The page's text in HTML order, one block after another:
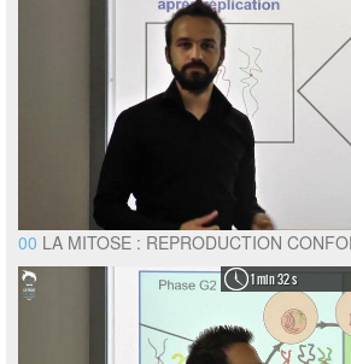
00 LA MITOSE : REPRODUCTION
1 min 32 s